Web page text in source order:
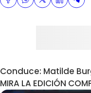
Conduce: Matilde
MIRA LA EDICIÓN